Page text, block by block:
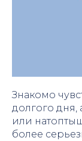
Знакомо
долгого дня,
или
более